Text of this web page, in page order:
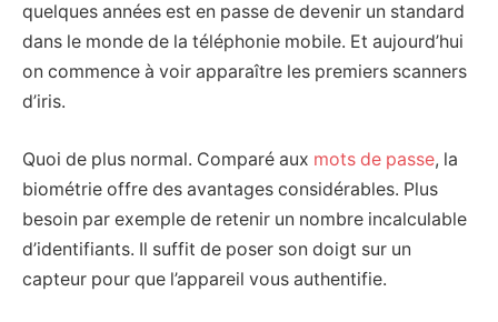
quelques années est en passe de devenir un standard
dans le monde de la téléphonie mobile. Et aujourd’hui
on commence à voir apparaître les premiers scanners
d’iris.
Quoi de plus normal. Comparé aux mots de passe, la
biométrie offre des avantages considérables. Plus
besoin par exemple de retenir un nombre incalculable
d’identifiants. Il suffit de poser son doigt sur un
capteur pour que l’appareil vous authentifie.